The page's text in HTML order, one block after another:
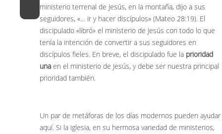
ministerio terrenal de Jesús, en la montaña, dijo a sus
seguidores, «… ir y hacer discípulos» (Mateo 28:19). El
discipulado «libró» el ministerio de Jesús con todo lo que
tenía la intención de convertir a sus seguidores en
discípulos fieles. En breve, el discipulado fue la prioridad
una en el ministerio de Jesús, y debe ser nuestra principal
prioridad también.
Un par de metáforas de los días modernos pueden ayudar
aquí. Si la iglesia, en su hermosa variedad de ministerios,